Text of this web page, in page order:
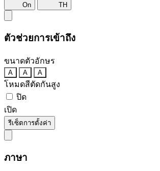
On TH
ตัวช่วยการเข้าถึง
ขนาดตัวอักษร
A A A
โหมดสีตัดกันสูง
ปิด
เปิด
รีเซ็ตการตั้งค่า
ภาษา